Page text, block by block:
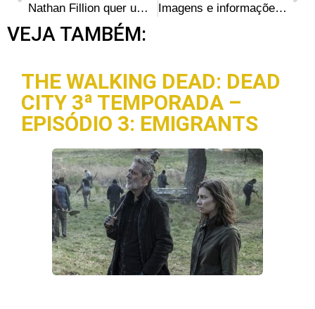
Nathan Fillion quer um papel em The Walking Dead – Será que ele participará da 5ª temporada? Imagens e informações da estátua de Daryl Dixon da Gentle Giant
VEJA TAMBÉM:
THE WALKING DEAD: DEAD
CITY 3ª TEMPORADA –
EPISÓDIO 3: EMIGRANTS